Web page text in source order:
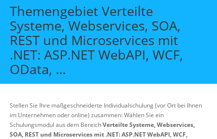
Individuelle Schulungen
Offene Seminare
Wissen
Über uns
Suche
Themengebiet Verteilte
Systeme, Webservices, SOA,
REST und Microservices mit
.NET: ASP.NET WebAPI, WCF,
OData, …
Stellen Sie Ihre maßgeschneiderte Individualschulung (vor Ort bei Ihnen
im Unternehmen oder online) zusammen: Wählen Sie ein
Schulungsmodul aus dem BereichVerteilte Systeme, Webservices,
SOA, REST und Microservices mit .NET: ASP.NET WebAPI, WCF,